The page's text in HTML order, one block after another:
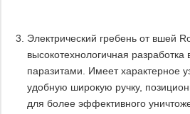
Электрический гребень от вшей
высокотехнологичная
паразитами. Имеет характерное
удобную широкую ручку,
для более эффективного